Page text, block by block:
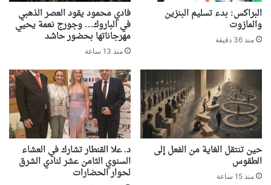
البراكس: بدء تسليم البنزين
والمازوت
منذ 36 دقيقة
فادي محمود يقود العصر الذهبي
في الباروك… وجورج نعمة يحيي
مهرجاناتها بحضور حاشد
منذ 13 ساعة
حين تنتقل الغاية من الفعل إلى
الطقوس
منذ 15 ساعة
د. علا القنطار تشارك في العشاء
السنوي الثامن عشر لنادي الشرق
لحوار الحضارات